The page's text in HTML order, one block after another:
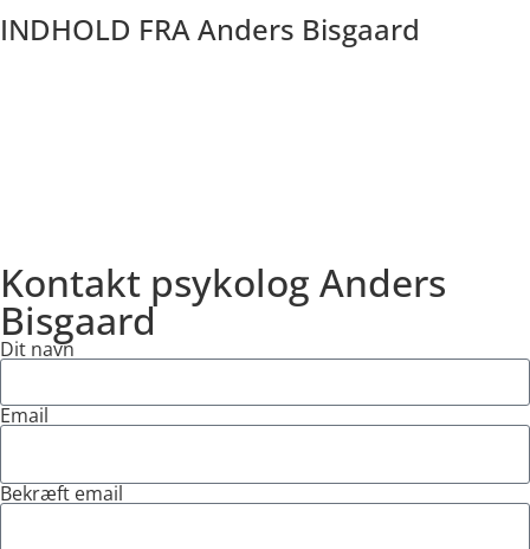
INDHOLD FRA Anders Bisgaard
Kontakt psykolog Anders
Bisgaard
Dit navn
Email
Bekræft email